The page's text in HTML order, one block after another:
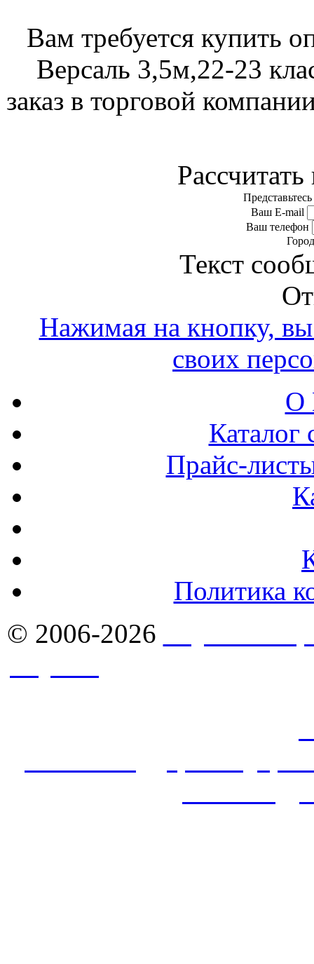
Вам требуется купить
Версаль 3,5м,22-23
заказ в торговой
Представьтесь
Ваш E-mail
Ваш телефон
Город
Текст
Нажимая на кнопку, вы
своих
О
Каталог
Прайс-
Политика
© 2006-2026